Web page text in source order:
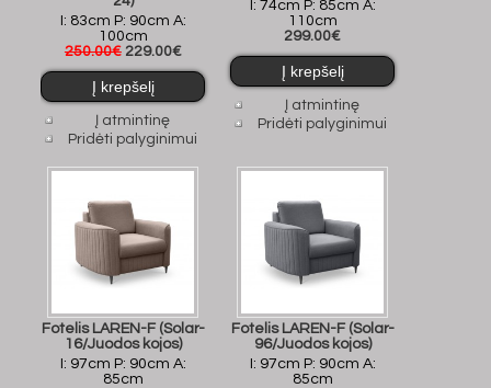
I: 83cm P: 90cm A:
100cm
250.00€ 229.00€
Į atmintinę
Pridėti palyginimui
I: 74cm P: 85cm A:
110cm
299.00€
Į atmintinę
Pridėti palyginimui
Fotelis LAREN-F (Solar-
16/Juodos kojos)
I: 97cm P: 90cm A:
85cm
Fotelis LAREN-F (Solar-
96/Juodos kojos)
I: 97cm P: 90cm A:
85cm